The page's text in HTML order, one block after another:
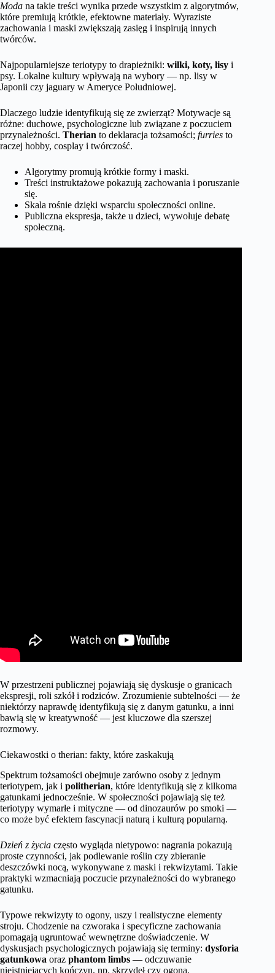
Moda na takie treści wynika przede wszystkim z algorytmów,
które premiują krótkie, efektowne materiały. Wyraziste
zachowania i maski zwiększają zasięg i inspirują innych
twórców.
Najpopularniejsze teriotypy to drapieżniki: wilki, koty, lisy i
psy. Lokalne kultury wpływają na wybory — np. lisy w
Japonii czy jaguary w Ameryce Południowej.
Dlaczego ludzie identyfikują się ze zwierząt? Motywacje są
różne: duchowe, psychologiczne lub związane z poczuciem
przynależności. Therian to deklaracja tożsamości; furries to
raczej hobby, cosplay i twórczość.
Algorytmy promują krótkie formy i maski.
Treści instruktażowe pokazują zachowania i poruszanie
się.
Skala rośnie dzięki wsparciu społeczności online.
Publiczna ekspresja, także u dzieci, wywołuje debatę
społeczną.
W przestrzeni publicznej pojawiają się dyskusje o granicach
ekspresji, roli szkół i rodziców. Zrozumienie subtelności — że
niektórzy naprawdę identyfikują się z danym gatunku, a inni
bawią się w kreatywność — jest kluczowe dla szerszej
rozmowy.
Ciekawostki o therian: fakty, które zaskakują
Spektrum tożsamości obejmuje zarówno osoby z jednym
teriotypem, jak i politherian, które identyfikują się z kilkoma
gatunkami jednocześnie. W społeczności pojawiają się też
teriotypy wymarłe i mityczne — od dinozaurów po smoki —
co może być efektem fascynacji naturą i kulturą popularną.
Dzień z życia często wygląda nietypowo: nagrania pokazują
proste czynności, jak podlewanie roślin czy zbieranie
deszczówki nocą, wykonywane z maski i rekwizytami. Takie
praktyki wzmacniają poczucie przynależności do wybranego
gatunku.
Typowe rekwizyty to ogony, uszy i realistyczne elementy
stroju. Chodzenie na czworaka i specyficzne zachowania
pomagają ugruntować wewnętrzne doświadczenie. W
dyskusjach psychologicznych pojawiają się terminy: dysforia
gatunkowa oraz phantom limbs — odczuwanie
nieistniejących kończyn, np. skrzydeł czy ogona.